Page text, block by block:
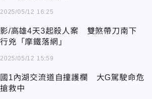
2025/05/12 16:25
影/高雄4天3起殺人案 雙煞帶刀南下
行兇「摩鐵落網」
2025/05/12 15:59
國1內湖交流道自撞護欄 大G駕駛命危
搶救中